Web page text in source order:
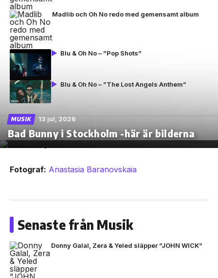
Madlib och Oh No redo med gemensamt album
Blu & Oh No – ”Pop Shots”
Blu & Oh No – ”The Lost Angels Anthem”
MUSIK 13 jul, 2026
Bad Bunny i Stockholm -här är bilderna
Fotograf: Anastasia Baranovskaia
Senaste från Musik
Donny Galal, Zera & Yeled släpper ”JOHN WICK”